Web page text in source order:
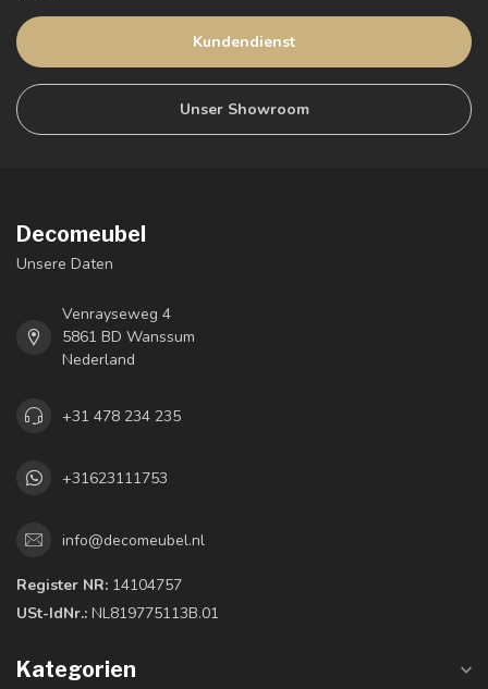
Kundendienst
Unser Showroom
Decomeubel
Unsere Daten
Venrayseweg 4
5861 BD Wanssum
Nederland
+31 478 234 235
+31623111753
info@decomeubel.nl
Register NR: 14104757
USt-IdNr.: NL819775113B.01
Kategorien